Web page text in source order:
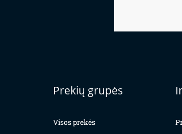
Prekių grupės
Visos prekės